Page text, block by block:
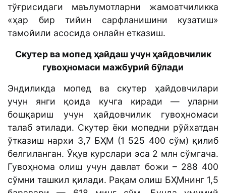
тўғрисидаги маълумотларни жамоатчиликка
«ҳар бир тийин сарфланишини кузатиш»
тамойили асосида онлайн етказиш.
Скутер ва мопед ҳайдаш учун ҳайдовчилик
гувоҳномаси мажбурий бўлади
Эндиликда мопед ва скутер ҳайдовчилари
учун янги қоида кучга киради — уларни
бошқариш учун ҳайдовчилик гувоҳномаси
талаб этилади. Скутер ёки мопедни рўйхатдан
ўтказиш нархи 3,7 БҲМ (1 525 400 сўм) қилиб
белгиланган. Ўқув курслари эса 2 млн сўмгача.
Гувоҳнома олиш учун давлат божи – 288 400
сўмни ташкил қилади. Рақам олиш БҲМнинг 1,5